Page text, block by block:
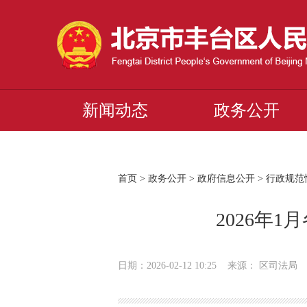
新闻动态 政务公开
首页 > 政务公开 > 政府信息公开 > 行政规范
2026年1
日期：2026-02-12 10:25 来源： 区司法局